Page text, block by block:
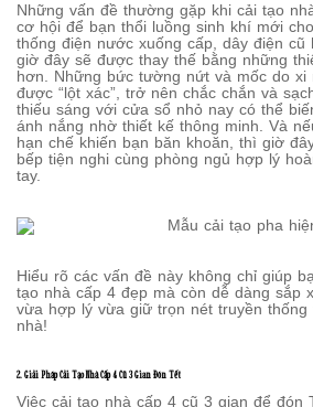
Những vấn đề thường gặp khi cải tạo
cơ hội để bạn thổi luồng sinh khí mới
thống điện nước xuống cấp, dây điện
giờ đây sẽ được thay thế bằng những
hơn. Những bức tường nứt và mốc do xi
được “lột xác”, trở nên chắc chắn và
thiếu sáng với cửa sổ nhỏ nay có thể
ánh nắng nhờ thiết kế thông minh. Và
hạn chế khiến bạn băn khoăn, thì giờ
bếp tiện nghi cùng phòng ngủ hợp lý
tay.
Hiểu rõ các vấn đề này không chỉ giúp
tạo nhà cấp 4 đẹp mà còn dễ dàng sắp
vừa hợp lý vừa giữ trọn nét truyền
nhà!
2. Giải Pháp Cải Tạo Nhà Cấp 4 Cũ 3 Gian Đón Tết
Việc cải tạo nhà cấp 4 cũ 3 gian để đón